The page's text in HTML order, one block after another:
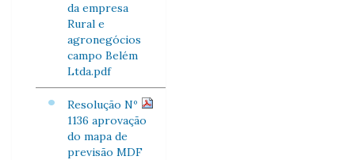
da empresa
Rural e
agronegócios
campo Belém
Ltda.pdf
Resolução Nº
1136 aprovação
do mapa de
previsão MDF